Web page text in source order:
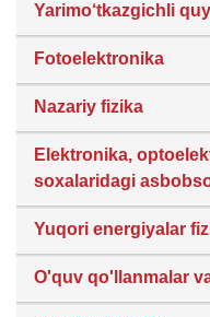
Yarimo‘tkazgichli
Fotoelektronika
Nazariy fizika
Elektronika,
soxalaridagi
Yuqori energiyalar
O'quv qo'llanmalar